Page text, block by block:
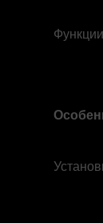
Функции